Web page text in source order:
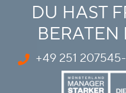
DU HAST
+49 251